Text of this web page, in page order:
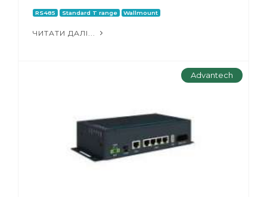
RS485 Standard T range Wallmount
ЧИТАТИ ДАЛІ...
Advantech